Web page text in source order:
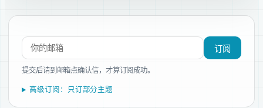
订阅新文章
订阅
提交后请到邮箱点确认信，才算订阅成功。
高级订阅：只订部分主题